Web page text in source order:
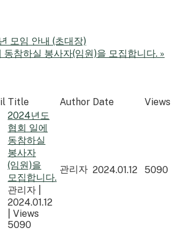
모임 안내 (초대장)
참하실 봉사자(임원)을 모집합니다. »
Title Author Date Views
2024년도
협회 일에
동참하실
봉사자
(임원)을
모집합니다.
관리자
2024.01.12
Views
5090
관리자 2024.01.12 5090